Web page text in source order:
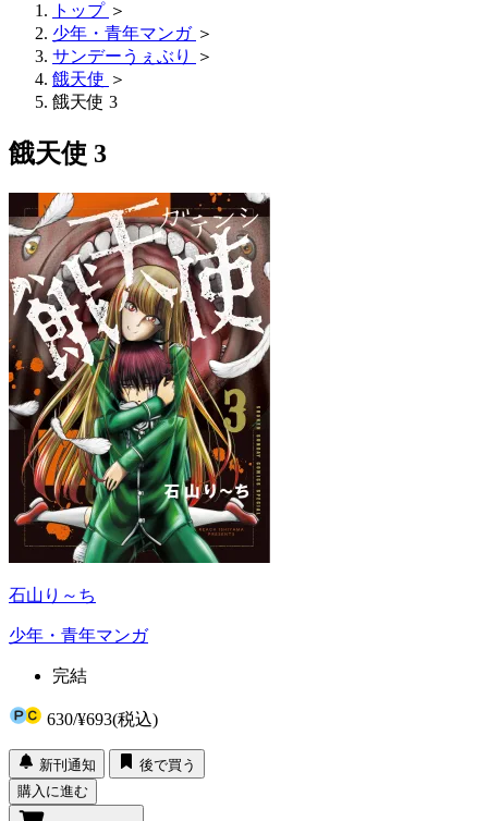
トップ ＞
少年・青年マンガ ＞
サンデーうぇぶり
＞
餓天使 ＞
餓天使 3
餓天使 3
石山り～ち
少年・青年マンガ
完結
630/¥693(税込)
新刊通知
後で買う
購入に進む